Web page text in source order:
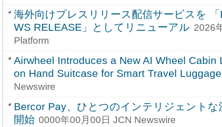
海外向けプレスリリース配信サービスを
WS RELEASE」としてリニューアル 2026
Platform
Airwheel Introduces a New AI Wheel Cabin
on Hand Suitcase for Smart Travel Luggage
Newswire
Bercor Pay、ひとつのインテリジェントな
開始 0000年00月00日 JCN Newswire